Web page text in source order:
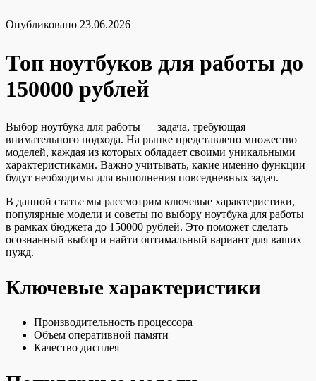
Опубликовано 23.06.2026
Топ ноутбуков для работы до
150000 рублей
Выбор ноутбука для работы — задача, требующая
внимательного подхода. На рынке представлено множество
моделей, каждая из которых обладает своими уникальными
характеристиками. Важно учитывать, какие именно функции
будут необходимы для выполнения повседневных задач.
В данной статье мы рассмотрим ключевые характеристики,
популярные модели и советы по выбору ноутбука для работы
в рамках бюджета до 150000 рублей. Это поможет сделать
осознанный выбор и найти оптимальный вариант для ваших
нужд.
Ключевые характеристики
Производительность процессора
Объем оперативной памяти
Качество дисплея